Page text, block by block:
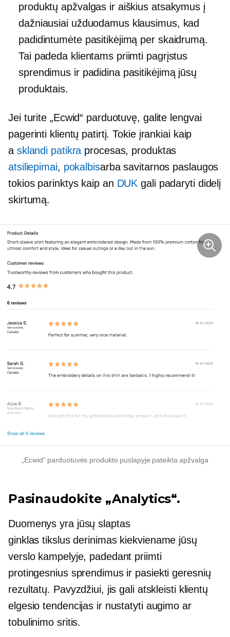
produktų apžvalgas ir aiškius atsakymus į
dažniausiai užduodamus klausimus, kad
padidintumėte pasitikėjimą per skaidrumą.
Tai padeda klientams priimti pagrįstus
sprendimus ir padidina pasitikėjimą jūsų
produktais.
Jei turite „Ecwid“ parduotuvę, galite lengvai
pagerinti klientų patirtį. Tokie įrankiai kaip
a sklandi patikraprocesas, produktas
atsiliepimai, pokalbisarbasavitarnos paslaugos
tokios parinktys kaip an DUK gali padaryti didelį
skirtumą.
„Ecwid“ parduotuvės produkto puslapyje pateikta apžvalga
Pasinaudokite „Analytics“.
Duomenys yra jūsų slaptas
ginklastikslus derinimaskiekviename jūsų
verslo kampelyje, padedant priimti
protingesnius sprendimus ir pasiekti geresnių
rezultatų. Pavyzdžiui, jis gali atskleisti klientų
elgesio tendencijas ir nustatyti augimo ar
tobulinimo sritis.